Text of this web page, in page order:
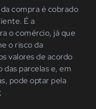
compra é cobrado
É a
o comércio, já que
o risco da
valores de acordo
das parcelas e, em
pode optar pela